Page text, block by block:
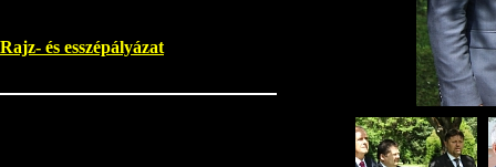
Rajz- és esszépályázat